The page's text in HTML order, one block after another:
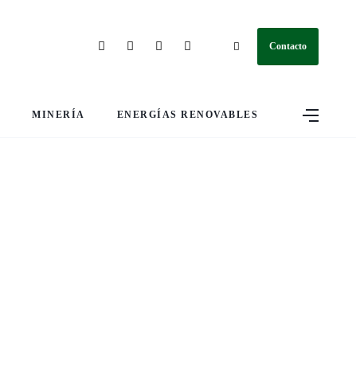
Contacto
MINERÍA ENERGÍAS RENOVABLES